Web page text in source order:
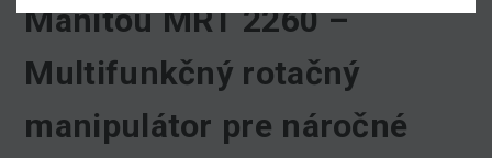
Manitou MRT 2260 –
Multifunkčný rotačný
manipulátor pre náročné